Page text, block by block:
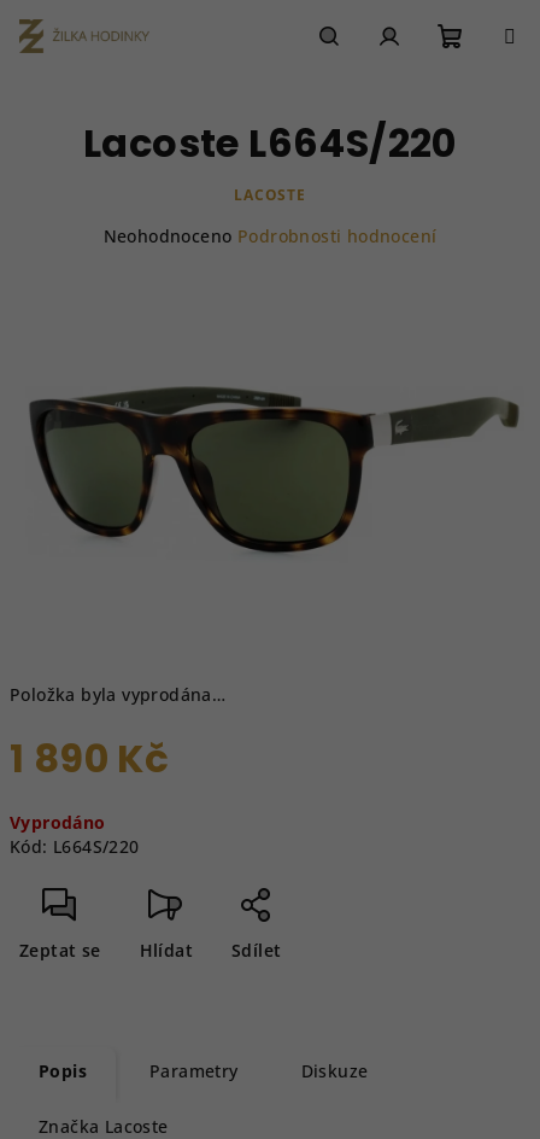
na
obsah
košík
Položka byla vyprodána…
1 890 Kč
cena:
Vyprodáno
Kód: L664S/220
Zeptat se Hlídat Sdílet
Lacoste L664S/220
LACOSTE
hvězdiček.
Neohodnoceno Podrobnosti hodnocení
Popis Parametry Diskuze
Značka Lacoste